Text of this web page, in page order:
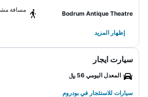
Bodrum Antique Theatre
مسافة مشي إلى 10
إظهار المزيد
سيارت ايجار
المعدل اليومي 56 ﷼
سيارات للاستئجار في بودروم